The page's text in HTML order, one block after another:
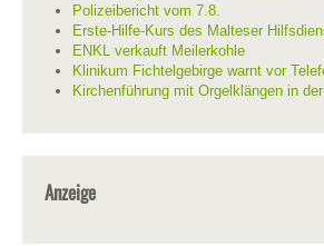
Polizeibericht vom 7.8.
Erste-Hilfe-Kurs des Malteser
ENKL verkauft Meilerkohle
Klinikum Fichtelgebirge warnt vor
Kirchenführung mit Orgelklängen in
Anzeige